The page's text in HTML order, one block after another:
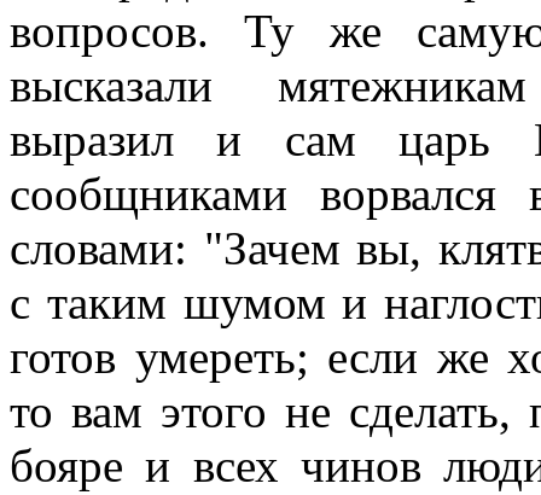
вопросов. Ту же
высказали
выразил и сам царь
сообщниками
словами: "Зачем вы,
с таким шумом и
готов умереть; если же
то вам этого не
бояре и всех чинов